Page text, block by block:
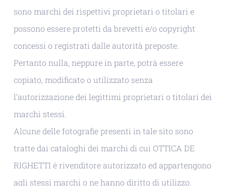
sono marchi dei rispettivi proprietari o titolari e
possono essere protetti da brevetti e/o copyright
concessi o registrati dalle autorità preposte.
Pertanto nulla, neppure in parte, potrà essere
copiato, modificato o utilizzato senza
l’autorizzazione dei legittimi proprietari o titolari dei
marchi stessi.
Alcune delle fotografie presenti in tale sito sono
tratte dai cataloghi dei marchi di cui OTTICA DE
RIGHETTI è rivenditore autorizzato ed appartengono
agli stessi marchi o ne hanno diritto di utilizzo.